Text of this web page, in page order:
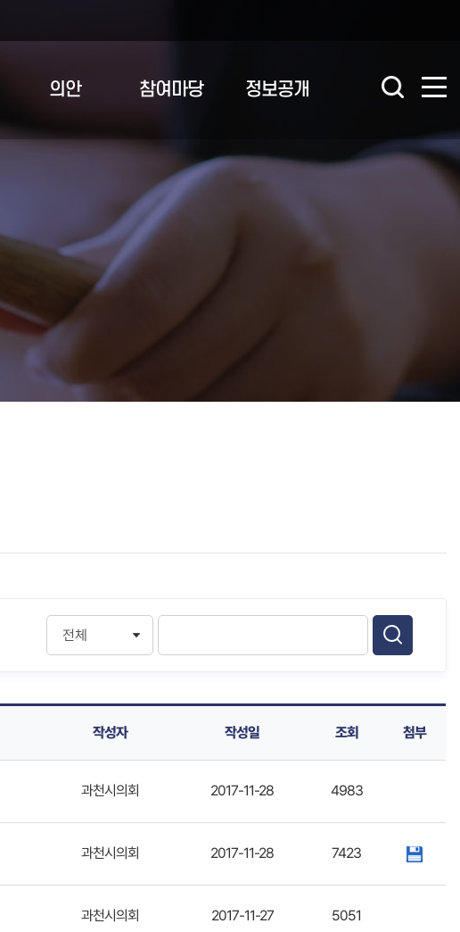
의안 참여마당 정보공개
작성자 작성일 조회 첨부
과천시의회 2017-11-28 4983
과천시의회 2017-11-28 7423
과천시의회 2017-11-27 5051